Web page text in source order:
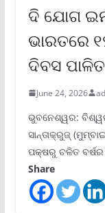
ଦି ଯୋଗ
ଭାରତରେ
ଦିବସ ପାଳିତ
June 24, 2026
ଭୁବନେଶ୍ୱର:
ସାନ୍ତାକ୍ରୁଜ୍
ପକ୍ଷରୁ ଚଳିତ ବର୍ଷର
Share